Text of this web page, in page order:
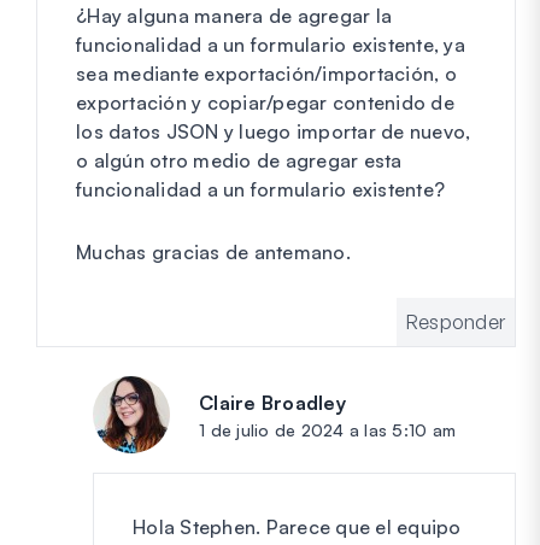
¿Hay alguna manera de agregar la
funcionalidad a un formulario existente, ya
sea mediante exportación/importación, o
exportación y copiar/pegar contenido de
los datos JSON y luego importar de nuevo,
o algún otro medio de agregar esta
funcionalidad a un formulario existente?
Muchas gracias de antemano.
Responder
Claire Broadleydice:
1 de julio de 2024 a las 5:10 am
Hola Stephen. Parece que el equipo